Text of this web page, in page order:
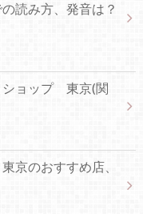
読み方、発音は？
ショップ 東京(関
京のおすすめ店、